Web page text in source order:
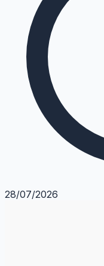
28/07/2026